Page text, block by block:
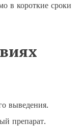
в короткие сроки
выведения.
препарат.